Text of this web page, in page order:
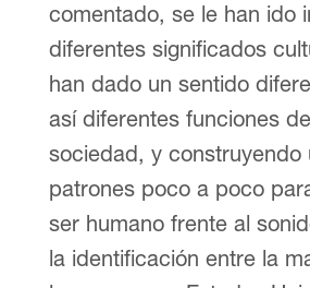
comentado, se le han ido
diferentes significados
han dado un sentido
así diferentes funciones
sociedad, y construyendo
patrones poco a poco
ser humano frente al
la identificación entre la